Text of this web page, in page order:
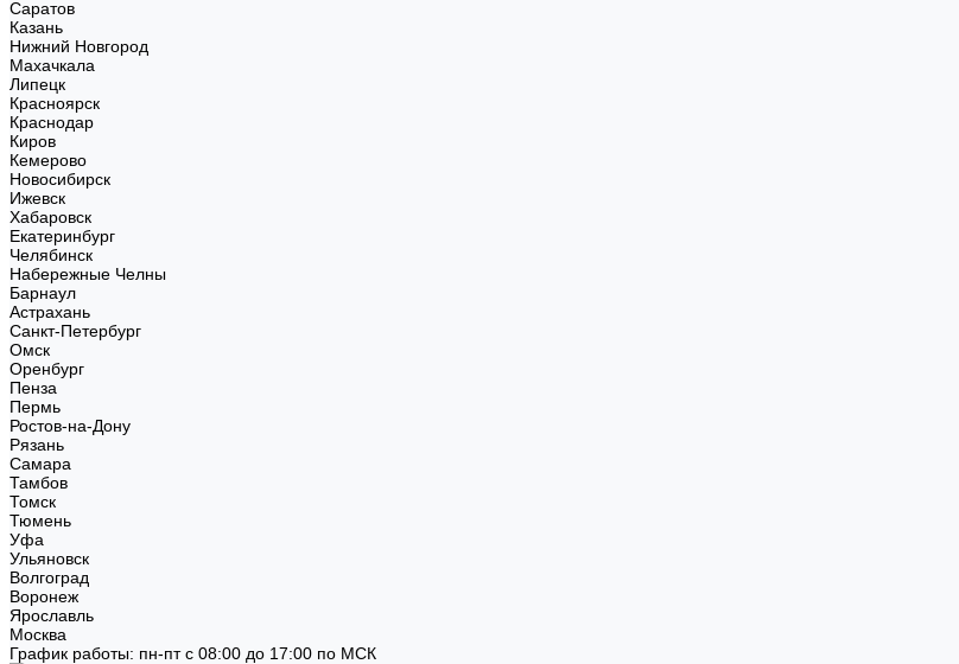
Саратов
Казань
Нижний Новгород
Махачкала
Липецк
Красноярск
Краснодар
Киров
Кемерово
Новосибирск
Ижевск
Хабаровск
Екатеринбург
Челябинск
Набережные Челны
Барнаул
Астрахань
Санкт-Петербург
Омск
Оренбург
Пенза
Пермь
Ростов-на-Дону
Рязань
Самара
Тамбов
Томск
Тюмень
Уфа
Ульяновск
Волгоград
Воронеж
Ярославль
Москва
График работы: пн-пт с 08:00 до 17:00 по МСК